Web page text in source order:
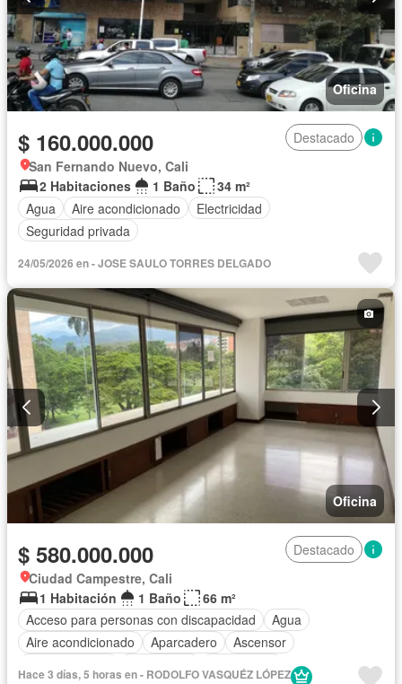
Oficina
$ 160.000.000
Destacado
San Fernando Nuevo, Cali
2 Habitaciones
1 Baño
34 m²
Agua
Aire acondicionado
Electricidad
Seguridad privada
24/05/2026 en - JOSE SAULO TORRES DELGADO
Oficina
$ 580.000.000
Destacado
Ciudad Campestre, Cali
1 Habitación
1 Baño
66 m²
Acceso para personas con discapacidad
Agua
Aire acondicionado
Aparcadero
Ascensor
Gas natural
Hace 3 días, 5 horas en - RODOLFO VASQUÉZ LÓPEZ